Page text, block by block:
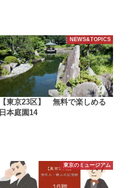
NEWS&TOPICS
【東京23区】 無料で楽しめる
日本庭園14
東京のミュージアム